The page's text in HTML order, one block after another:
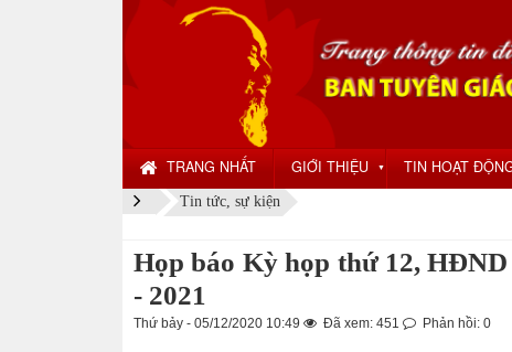
TRANG NHẤT GIỚI THIỆU ▼ TIN HOẠT
Tin tức, sự kiện
Họp báo Kỳ họp thứ 12,
- 2021
Thứ bảy - 05/12/2020 10:49 Đã xem: 451 Phản hồi: 0